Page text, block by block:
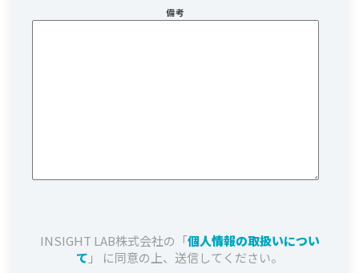
備考
INSIGHT LAB株式会社の「個人情報の取扱いについ
て 」 に同意の上、送信してください。